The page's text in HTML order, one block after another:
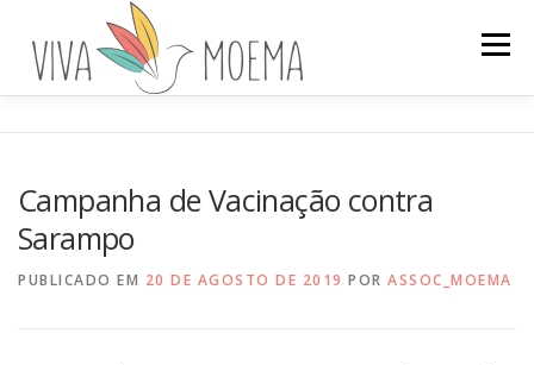
conteúdo
Menu
ENVOLVA-SE
Campanha de Vacinação contra
Sarampo
PUBLICADO EM 20 DE AGOSTO DE 2019 POR ASSOC_MOEMA